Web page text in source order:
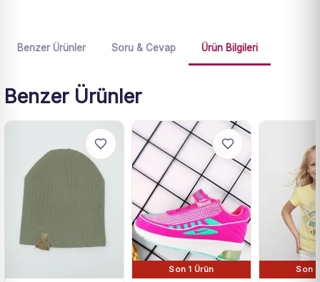
Benzer Ürünler Soru & Cevap Ürün Bilgileri
Benzer Ürünler
Son 1 Ürün
Son